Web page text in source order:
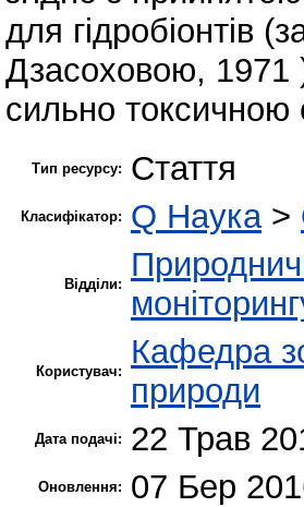
для гідробіонтів
Дзасоховою, 1971
сильно токсичною
Тип ресурсу: Стаття
Класифікатор: Q Наука>
Відділи:
Користувач:
Кафедра
природи
Дата подачі: 22 Трав
Оновлення: 07 Бер